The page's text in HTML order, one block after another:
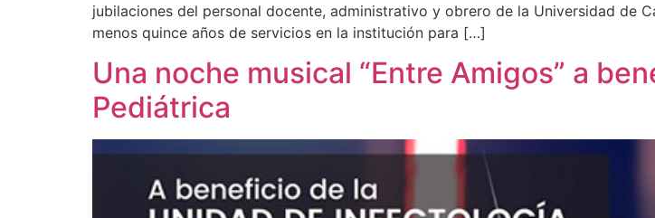
jubilaciones del personal docente, administrativo y obrero de la Universidad de
menos quince años de servicios en la institución para […]
Una noche musical “Entre Amigos” a
Pediátrica